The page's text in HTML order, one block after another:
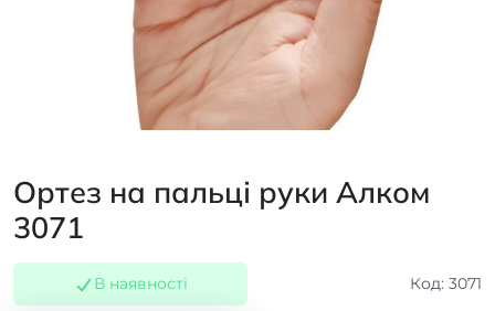
Ортез на пальці руки Алком
3071
В наявності Код: 3071